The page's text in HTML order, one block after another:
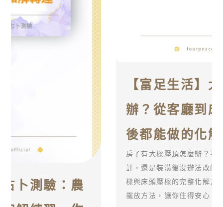
【富足生活】大樑壓頂怎麼
辦？從客廳到床頭，裝潢前
後都能做的化解方法
房子有大樑壓頂怎麼辦？不管是裝潢前的天花板設
計，還是裝潢後沒辦法改的格局，本文提供客廳橫
樑與床頭壓樑的完整化解方案，搭配九轉錢坤爐的
擺放方法，讓你住得安心、睡得踏實。